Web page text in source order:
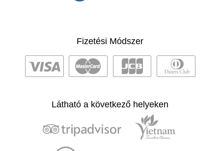
Fizetési Módszer
Látható a következő helyeken